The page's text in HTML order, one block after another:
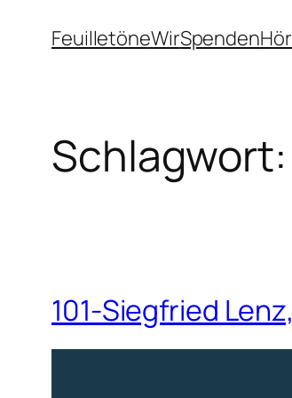
InhaltFeuilletöneWirSpenden
Schlagwort:
101-Siegfried